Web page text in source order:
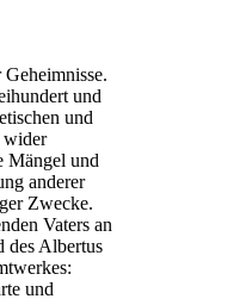
und
und
wider
Mängel und
anderer
Zwecke.
Vaters an
des Albertus
und